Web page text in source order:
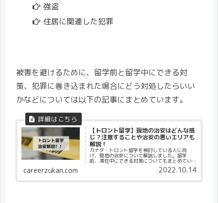
強盗
住居に関連した犯罪
被害を避けるために、留学前と留学中にできる対
策、犯罪に巻き込まれた場合にどう対処したらいい
かなどについては以下の記事にまとめています。
【トロント留学】現地の治安はどんな感
じ？注意することや治安の悪いエリアも
解説！
カナダ・トロント留学を検討している人に向
け、現地の治安について解説しました。留学
前、滞在中にできる対策についてもまとめてい
ます。トロント留学で安全に過ごしたい人はぜ
careerzukan.com 2022.10.14